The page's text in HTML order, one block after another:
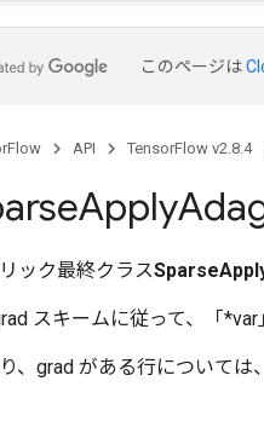
このページは
API TensorFlow v2.8.4
Apply
ック最終クラス
スキームに従って、「
、grad がある行については